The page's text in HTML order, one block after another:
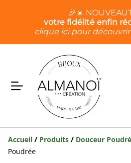
🎉☀️
votre fidélité enfin
clique ici pour
Accueil / Produits / Douceur
Poudrée